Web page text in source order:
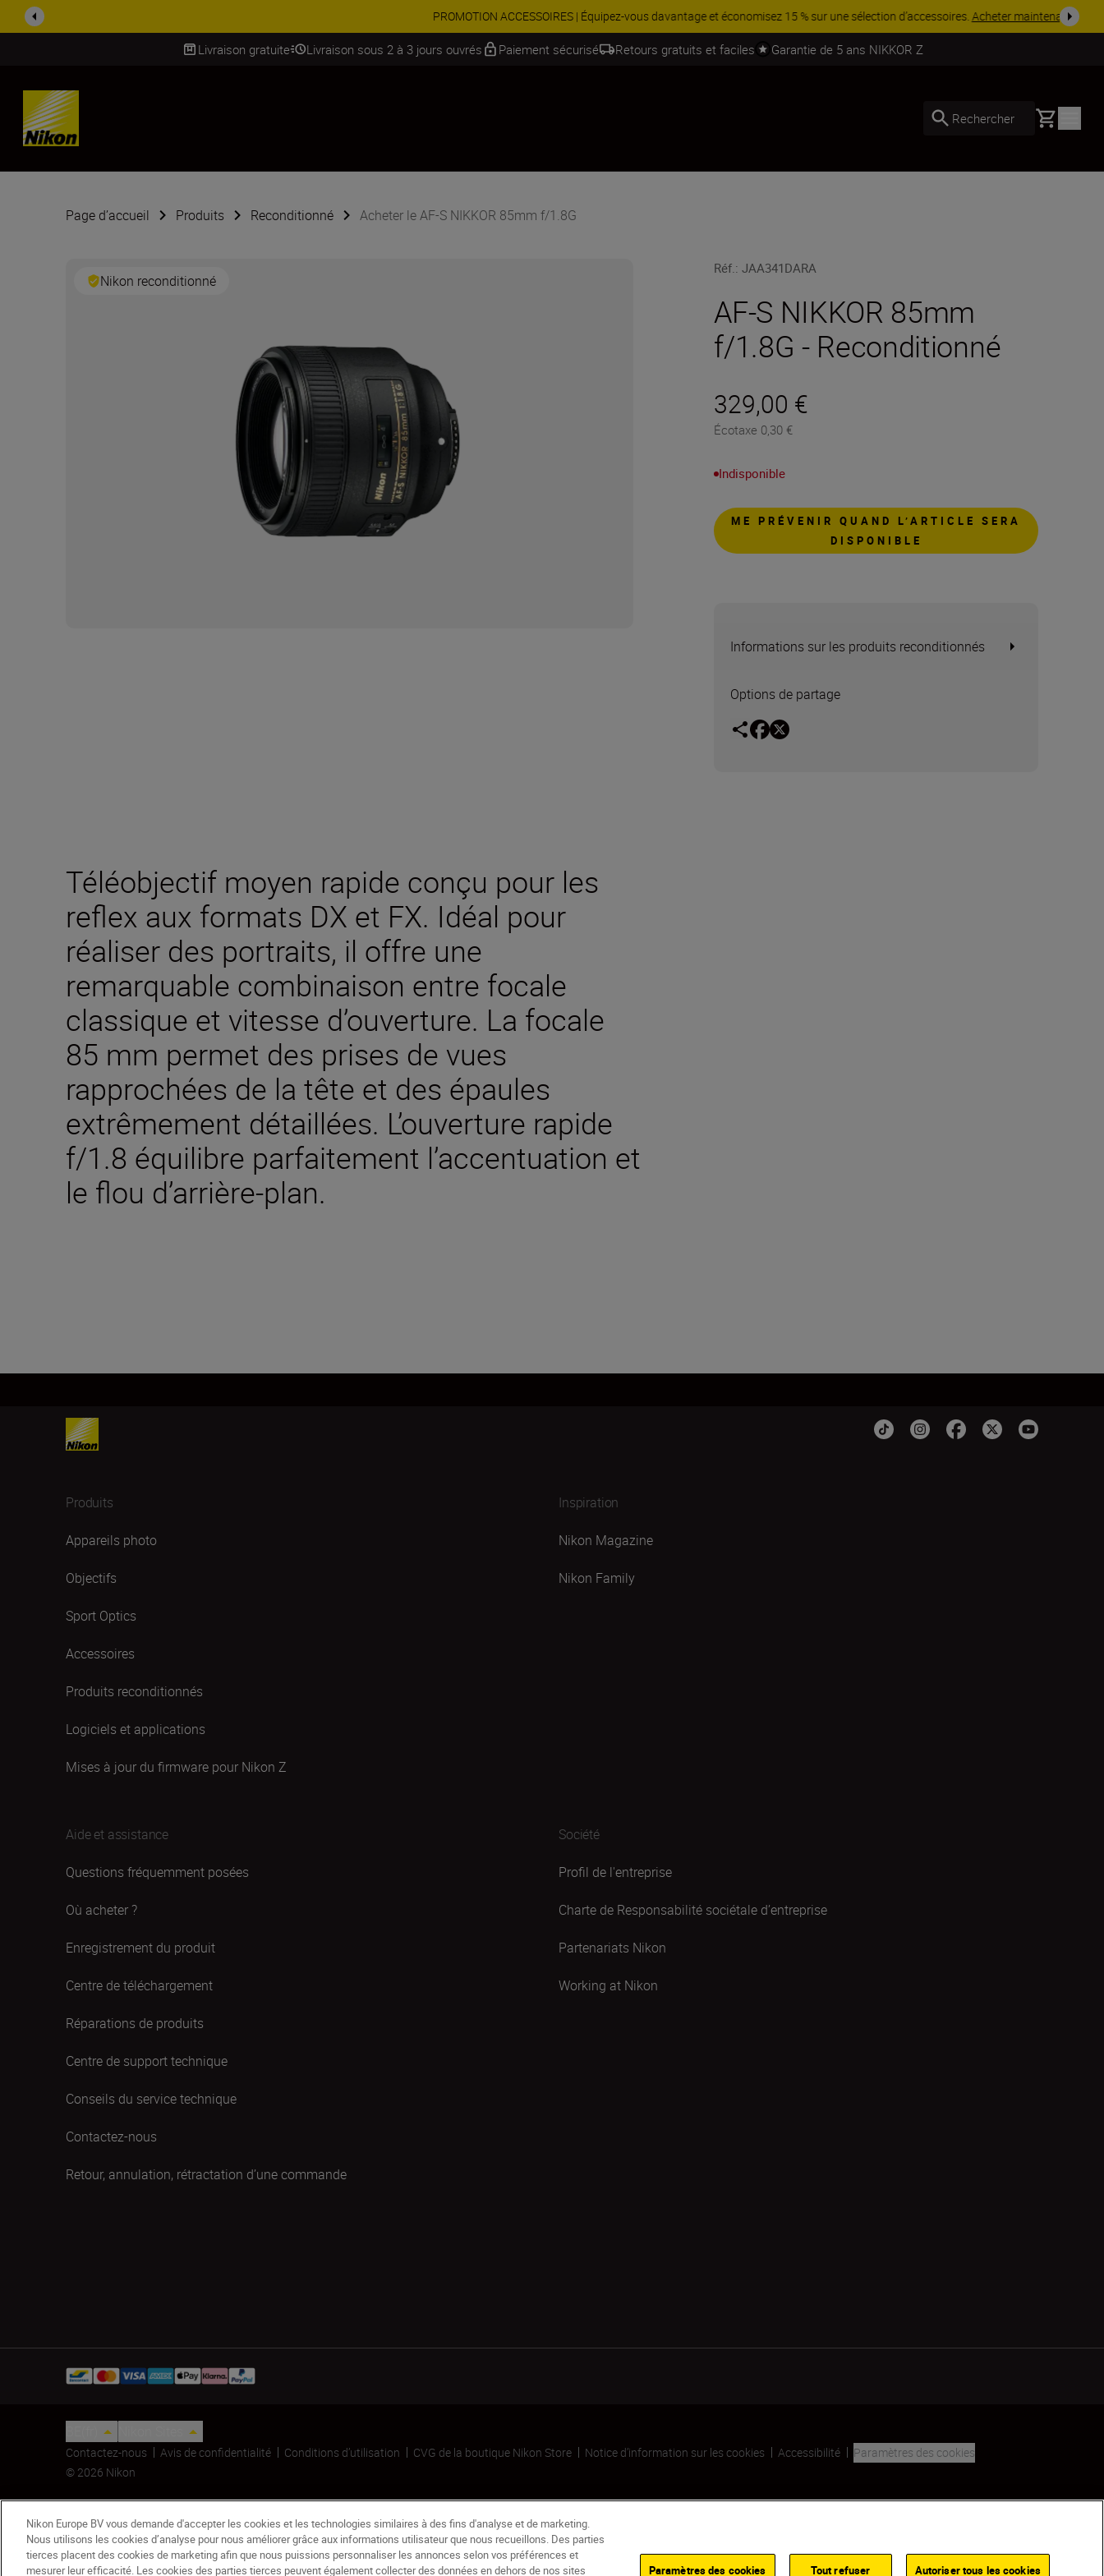
PROMOTION ACCESSOIRES | Équipez-vous davantage et économisez 15 % sur une sélection d’accessoires.Acheter maintenant
Livraison gratuite Livraison sous 2 à 3 jours ouvrés Paiement sécurisé Retours gratuits et faciles Garantie de 5 ans NIKKOR Z
SKIP
Rechercher Basket
Page d’accueil Produits Reconditionné Acheter le AF-S NIKKOR 85mm f/1.8G
Nikon reconditionné
Réf.:JAA341DARA
AF-S NIKKOR 85mm
f/1.8G - Reconditionné
329,00 €
Écotaxe 0,30 €
Indisponible
ME PRÉVENIR QUAND L’ARTICLE SERA
DISPONIBLE
Informations sur les produits reconditionnés
Options de partage
Téléobjectif moyen rapide conçu pour les
reflex aux formats DX et FX. Idéal pour
réaliser des portraits, il offre une
remarquable combinaison entre focale
classique et vitesse d’ouverture. La focale
85 mm permet des prises de vues
rapprochées de la tête et des épaules
extrêmement détaillées. L’ouverture rapide
f/1.8 équilibre parfaitement l’accentuation et
le flou d’arrière-plan.
Produits
Appareils photo
Objectifs
Sport Optics
Accessoires
Produits reconditionnés
Logiciels et applications
Mises à jour du firmware pour Nikon Z
Inspiration
Nikon Magazine
Nikon Family
Aide et assistance
Questions fréquemment posées
Où acheter ?
Enregistrement du produit
Centre de téléchargement
Réparations de produits
Centre de support technique
Conseils du service technique
Contactez-nous
Retour, annulation, rétractation d’une commande
Société
Profil de l'entreprise
Charte de Responsabilité sociétale d’entreprise
Partenariats Nikon
Working at Nikon
Contactez-nous Avis de confidentialité Conditions d’utilisation CVG de la boutique Nikon Store Notice d’information sur les cookies Accessibilité
Paramètres des cookies
© 2026 Nikon
Nikon Europe BV vous demande d'accepter les cookies et les technologies similaires à des fins d'analyse et de marketing.
Nous utilisons les cookies d’analyse pour nous améliorer grâce aux informations utilisateur que nous recueillons. Des parties
tierces placent des cookies de marketing afin que nous puissions personnaliser les annonces selon vos préférences et
mesurer leur efficacité. Les cookies des parties tierces peuvent également collecter des données en dehors de nos sites
Paramètres des cookies Tout refuser Autoriser tous les cookies